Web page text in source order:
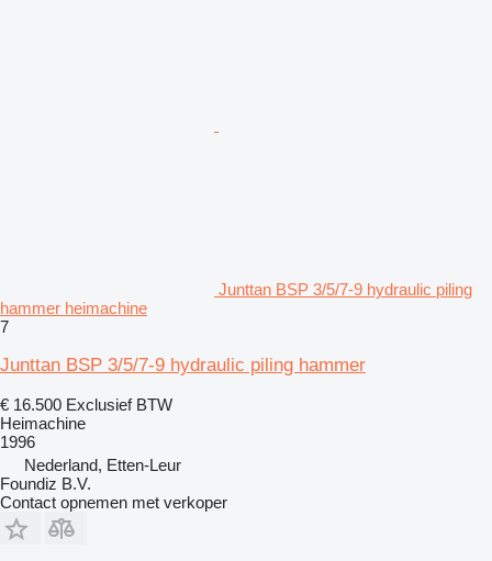
Junttan BSP 3/5/7-9 hydraulic piling
hammer heimachine
7
Junttan BSP 3/5/7-9 hydraulic piling hammer
€ 16.500 Exclusief BTW
Heimachine
1996
Nederland, Etten-Leur
Foundiz B.V.
Contact opnemen met verkoper